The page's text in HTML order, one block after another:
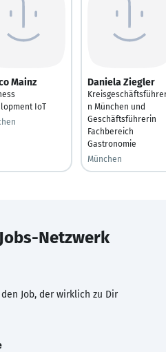
Mainz
IoT
Daniela Ziegler
n München und
Geschäftsführerin
Fachbereich
Gastronomie
München
Netzwerk
Job, der wirklich zu Dir